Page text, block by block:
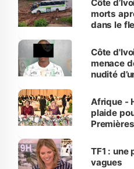
Côte
morts
dans le
des
Côte
menace
nudité
Afrique -
plaide
sur la
TF1 : une
vagues